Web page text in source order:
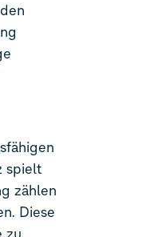
spielt
zählen
Diese
zu